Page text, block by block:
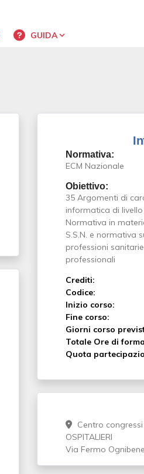
GUIDA
Normativa:
ECM Nazionale
Obiettivo:
35 Argomenti di
informatica di
Normativa in
S.S.N. e normativa
professioni
professionali
Crediti:
Codice:
Inizio corso:
Fine corso:
Giorni corso
Totale Ore di
Quota
Centro congressi
OSPITALIERI
Via Fermo